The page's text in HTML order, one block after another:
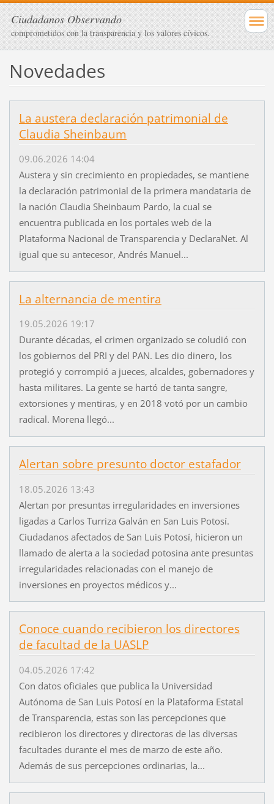
Ciudadanos Observando
comprometidos con la transparencia y los valores cívicos.
Novedades
La austera declaración patrimonial de
Claudia Sheinbaum
09.06.2026 14:04
Austera y sin crecimiento en propiedades, se mantiene
la declaración patrimonial de la primera mandataria de
la nación Claudia Sheinbaum Pardo, la cual se
encuentra publicada en los portales web de la
Plataforma Nacional de Transparencia y DeclaraNet. Al
igual que su antecesor, Andrés Manuel...
La alternancia de mentira
19.05.2026 19:17
Durante décadas, el crimen organizado se coludió con
los gobiernos del PRI y del PAN. Les dio dinero, los
protegió y corrompió a jueces, alcaldes, gobernadores y
hasta militares. La gente se hartó de tanta sangre,
extorsiones y mentiras, y en 2018 votó por un cambio
radical. Morena llegó...
Alertan sobre presunto doctor estafador
18.05.2026 13:43
Alertan por presuntas irregularidades en inversiones
ligadas a Carlos Turriza Galván en San Luis Potosí.
Ciudadanos afectados de San Luis Potosí, hicieron un
llamado de alerta a la sociedad potosina ante presuntas
irregularidades relacionadas con el manejo de
inversiones en proyectos médicos y...
Conoce cuando recibieron los directores
de facultad de la UASLP
04.05.2026 17:42
Con datos oficiales que publica la Universidad
Autónoma de San Luis Potosí en la Plataforma Estatal
de Transparencia, estas son las percepciones que
recibieron los directores y directoras de las diversas
facultades durante el mes de marzo de este año.
Además de sus percepciones ordinarias, la...